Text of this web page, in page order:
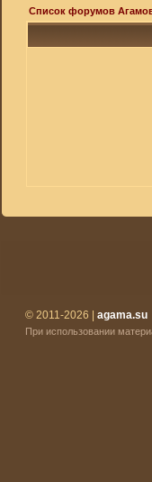
Список форумов
© 2011-2026 | agama.su
При использовании